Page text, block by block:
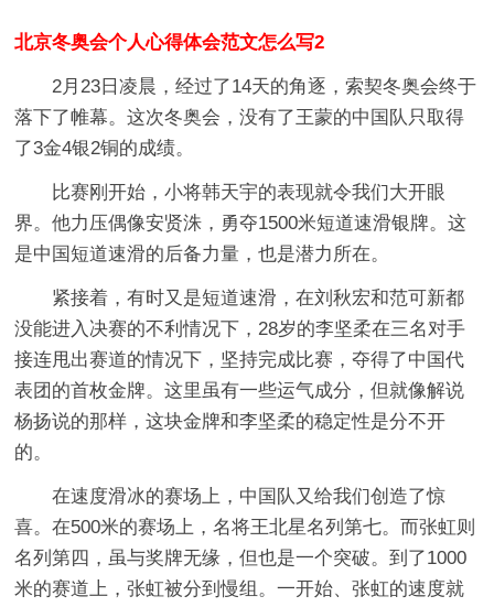
北京冬奥会个人心得体会范文怎么写2
2月23日凌晨，经过了14天的角逐，索契冬奥会终于
落下了帷幕。这次冬奥会，没有了王蒙的中国队只取得
了3金4银2铜的成绩。
比赛刚开始，小将韩天宇的表现就令我们大开眼
界。他力压偶像安贤洙，勇夺1500米短道速滑银牌。这
是中国短道速滑的后备力量，也是潜力所在。
紧接着，有时又是短道速滑，在刘秋宏和范可新都
没能进入决赛的不利情况下，28岁的李坚柔在三名对手
接连甩出赛道的情况下，坚持完成比赛，夺得了中国代
表团的首枚金牌。这里虽有一些运气成分，但就像解说
杨扬说的那样，这块金牌和李坚柔的稳定性是分不开
的。
在速度滑冰的赛场上，中国队又给我们创造了惊
喜。在500米的赛场上，名将王北星名列第七。而张虹则
名列第四，虽与奖牌无缘，但也是一个突破。到了1000
米的赛道上，张虹被分到慢组。一开始、张虹的速度就